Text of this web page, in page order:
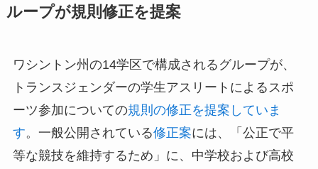
ループが規則修正を提案
ワシントン州の14学区で構成されるグループが、
トランスジェンダーの学生アスリートによるスポ
ーツ参加についての規則の修正を提案していま
す。一般公開されている修正案には、「公正で平
等な競技を維持するため」に、中学校および高校